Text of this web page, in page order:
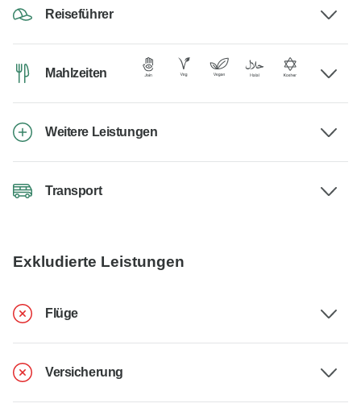
Reiseführer
Mahlzeiten
Weitere Leistungen
Transport
Exkludierte Leistungen
Flüge
Versicherung